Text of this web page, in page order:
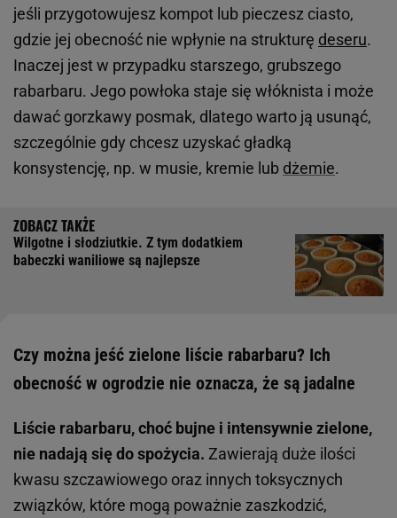
jeśli przygotowujesz kompot lub pieczesz ciasto,
gdzie jej obecność nie wpłynie na strukturę deseru.
Inaczej jest w przypadku starszego, grubszego
rabarbaru. Jego powłoka staje się włóknista i może
dawać gorzkawy posmak, dlatego warto ją usunąć,
szczególnie gdy chcesz uzyskać gładką
konsystencję, np. w musie, kremie lub dżemie.
Wilgotne i słodziutkie. Z tym dodatkiem
babeczki waniliowe są najlepsze
Czy można jeść zielone liście rabarbaru? Ich
obecność w ogrodzie nie oznacza, że są jadalne
Liście rabarbaru, choć bujne i intensywnie zielone,
nie nadają się do spożycia. Zawierają duże ilości
kwasu szczawiowego oraz innych toksycznych
związków, które mogą poważnie zaszkodzić,